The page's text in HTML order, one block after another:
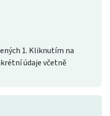
1. Kliknutím na
údaje včetně